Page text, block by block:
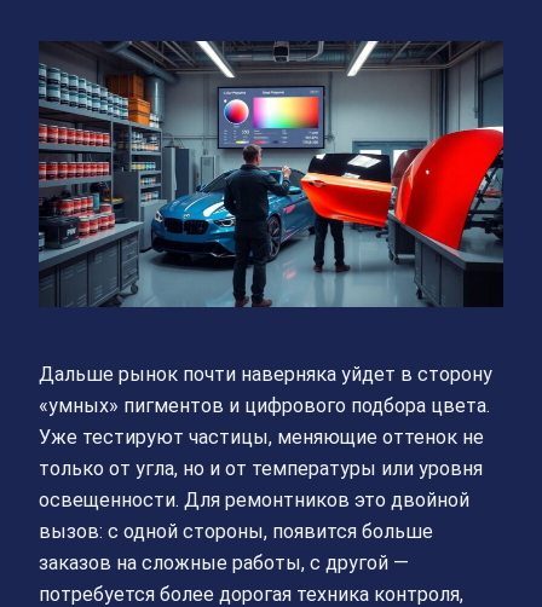
Дальше рынок почти наверняка уйдет в сторону
«умных» пигментов и цифрового подбора цвета.
Уже тестируют частицы, меняющие оттенок не
только от угла, но и от температуры или уровня
освещенности. Для ремонтников это двойной
вызов: с одной стороны, появится больше
заказов на сложные работы, с другой —
потребуется более дорогая техника контроля,